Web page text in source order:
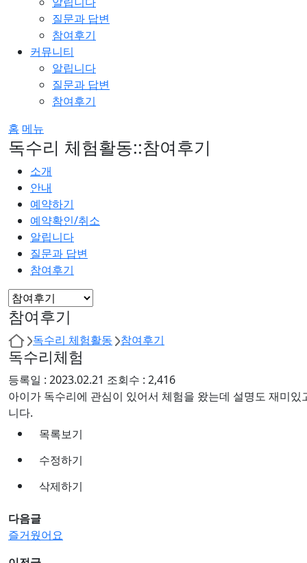
질문과 답변
참여후기
커뮤니티
알립니다
질문과 답변
참여후기
홈 메뉴
독수리 체험활동::참여후기
소개
안내
예약하기
예약확인/취소
알립니다
질문과 답변
참여후기
참여후기
독수리 체험활동 참여후기
독수리체험
등록일 : 2023.02.21 조회수 : 2,416
아이가 독수리에 관심이 있어서 체험을 왔는데 설명도 재미
니다.
목록보기
수정하기
삭제하기
다음글
즐거웠어요